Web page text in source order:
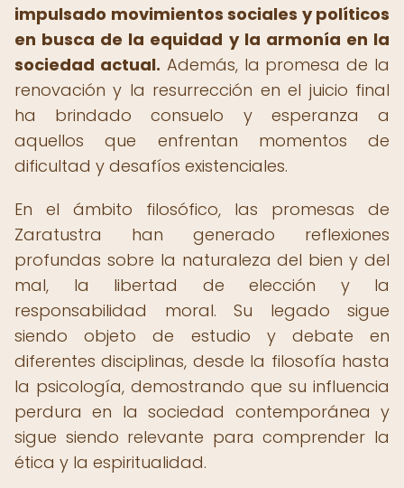
impulsado movimientos sociales y políticos
en busca de la equidad y la armonía en la
sociedad actual. Además, la promesa de la
renovación y la resurrección en el juicio final
ha brindado consuelo y esperanza a
aquellos que enfrentan momentos de
dificultad y desafíos existenciales.
En el ámbito filosófico, las promesas de
Zaratustra han generado reflexiones
profundas sobre la naturaleza del bien y del
mal, la libertad de elección y la
responsabilidad moral. Su legado sigue
siendo objeto de estudio y debate en
diferentes disciplinas, desde la filosofía hasta
la psicología, demostrando que su influencia
perdura en la sociedad contemporánea y
sigue siendo relevante para comprender la
ética y la espiritualidad.